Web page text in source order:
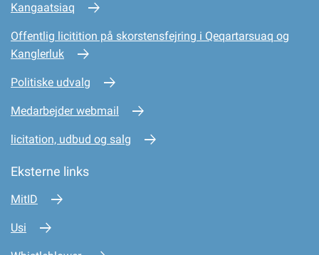
Kangaatsiaq
Offentlig licitition på skorstensfejring i Qeqartarsuaq og
Kanglerluk
Politiske udvalg
Medarbejder webmail
licitation, udbud og salg
Eksterne links
MitID
Usi